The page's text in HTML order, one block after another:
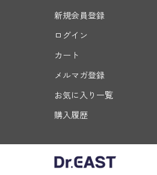
新規会員登録
ログイン
カート
メルマガ登録
お気に入り一覧
購入履歴